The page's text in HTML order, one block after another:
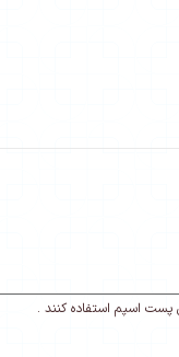
پست اسپم استفاده کنند .